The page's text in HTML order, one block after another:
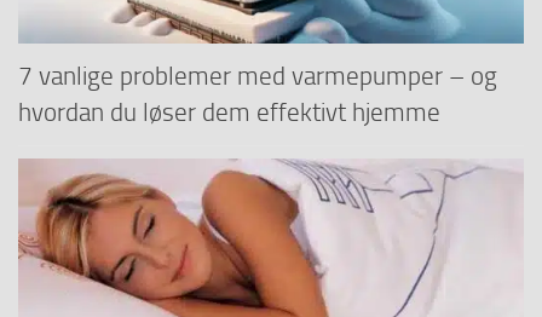
7 vanlige problemer med varmepumper – og
hvordan du løser dem effektivt hjemme